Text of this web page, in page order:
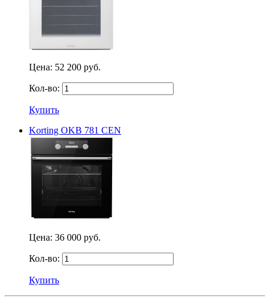
Цена: 52 200 руб.
Кол-во:
Купить
Korting OKB 781 СEN
Цена: 36 000 руб.
Кол-во:
Купить